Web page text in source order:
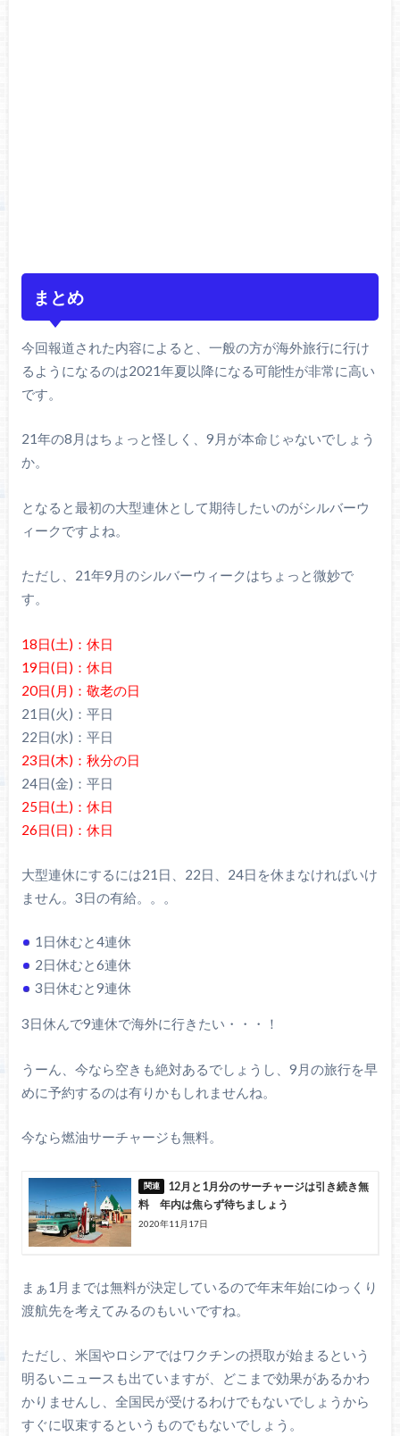
まとめ
今回報道された内容によると、一般の方が海外旅行に行け
るようになるのは2021年夏以降になる可能性が非常に高い
です。
21年の8月はちょっと怪しく、9月が本命じゃないでしょう
か。
となると最初の大型連休として期待したいのがシルバーウ
ィークですよね。
ただし、21年9月のシルバーウィークはちょっと微妙で
す。
18日(土)：休日
19日(日)：休日
20日(月)：敬老の日
21日(火)：平日
22日(水)：平日
23日(木)：秋分の日
24日(金)：平日
25日(土)：休日
26日(日)：休日
大型連休にするには21日、22日、24日を休まなければいけ
ません。3日の有給。。。
1日休むと4連休
2日休むと6連休
3日休むと9連休
3日休んで9連休で海外に行きたい・・・！
うーん、今なら空きも絶対あるでしょうし、9月の旅行を早
めに予約するのは有りかもしれませんね。
今なら燃油サーチャージも無料。
12月と1月分のサーチャージは引き続き無
料 年内は焦らず待ちましょう
2020年11月17日
まぁ1月までは無料が決定しているので年末年始にゆっくり
渡航先を考えてみるのもいいですね。
ただし、米国やロシアではワクチンの摂取が始まるという
明るいニュースも出ていますが、どこまで効果があるかわ
かりませんし、全国民が受けるわけでもないでしょうから
すぐに収束するというものでもないでしょう。